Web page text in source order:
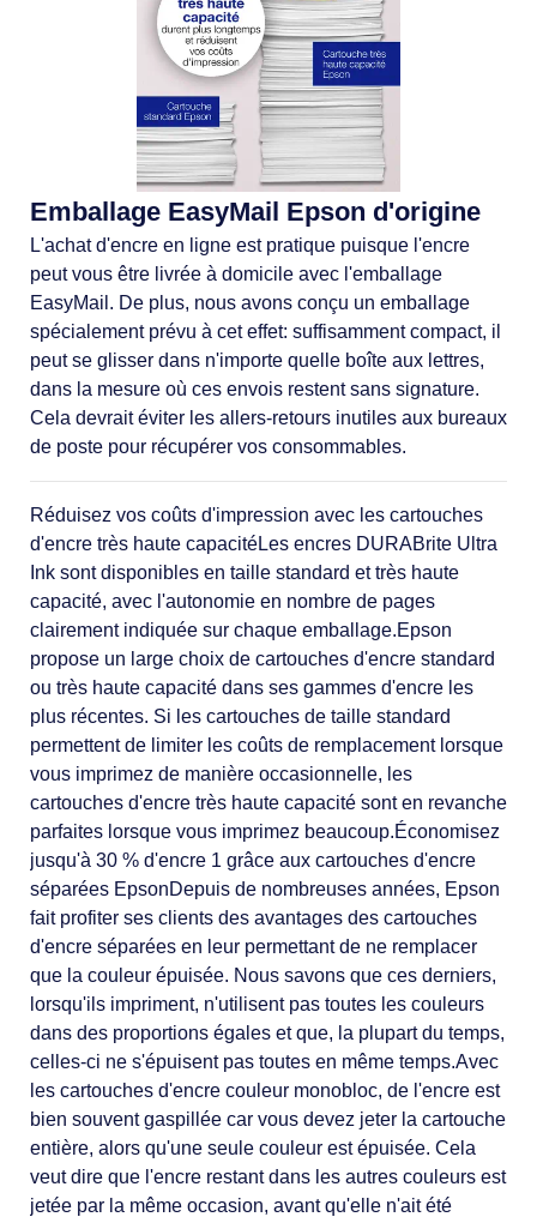
Emballage EasyMail Epson d'origine
L'achat d'encre en ligne est pratique puisque l'encre
peut vous être livrée à domicile avec l'emballage
EasyMail. De plus, nous avons conçu un emballage
spécialement prévu à cet effet: suffisamment compact, il
peut se glisser dans n'importe quelle boîte aux lettres,
dans la mesure où ces envois restent sans signature.
Cela devrait éviter les allers-retours inutiles aux bureaux
de poste pour récupérer vos consommables.
Réduisez vos coûts d'impression avec les cartouches
d'encre très haute capacitéLes encres DURABrite Ultra
Ink sont disponibles en taille standard et très haute
capacité, avec l'autonomie en nombre de pages
clairement indiquée sur chaque emballage.Epson
propose un large choix de cartouches d'encre standard
ou très haute capacité dans ses gammes d'encre les
plus récentes. Si les cartouches de taille standard
permettent de limiter les coûts de remplacement lorsque
vous imprimez de manière occasionnelle, les
cartouches d'encre très haute capacité sont en revanche
parfaites lorsque vous imprimez beaucoup.Économisez
jusqu'à 30 % d'encre 1 grâce aux cartouches d'encre
séparées EpsonDepuis de nombreuses années, Epson
fait profiter ses clients des avantages des cartouches
d'encre séparées en leur permettant de ne remplacer
que la couleur épuisée. Nous savons que ces derniers,
lorsqu'ils impriment, n'utilisent pas toutes les couleurs
dans des proportions égales et que, la plupart du temps,
celles-ci ne s'épuisent pas toutes en même temps.Avec
les cartouches d'encre couleur monobloc, de l'encre est
bien souvent gaspillée car vous devez jeter la cartouche
entière, alors qu'une seule couleur est épuisée. Cela
veut dire que l'encre restant dans les autres couleurs est
jetée par la même occasion, avant qu'elle n'ait été